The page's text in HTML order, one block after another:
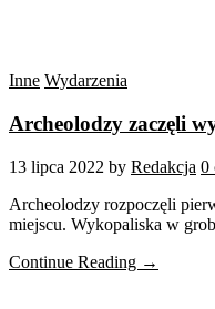
Inne Wydarzenia
Archeolodzy zaczęli
13 lipca 2022 by Redakcja 0
Archeolodzy rozpoczęli
miejscu. Wykopaliska w
Continue Reading →